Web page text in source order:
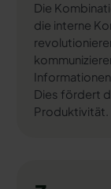
Die
die interne
Informationen
Dies fördert
Produktivität.